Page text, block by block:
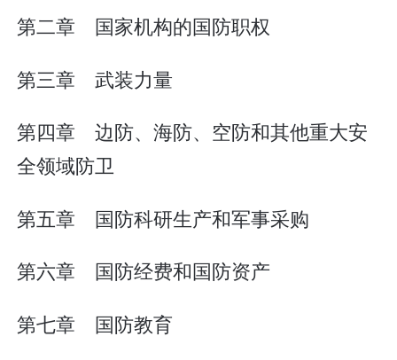
第二章 国家机构的国防职权
第三章 武装力量
第四章 边防、海防、空防和其他重大安
全领域防卫
第五章 国防科研生产和军事采购
第六章 国防经费和国防资产
第七章 国防教育